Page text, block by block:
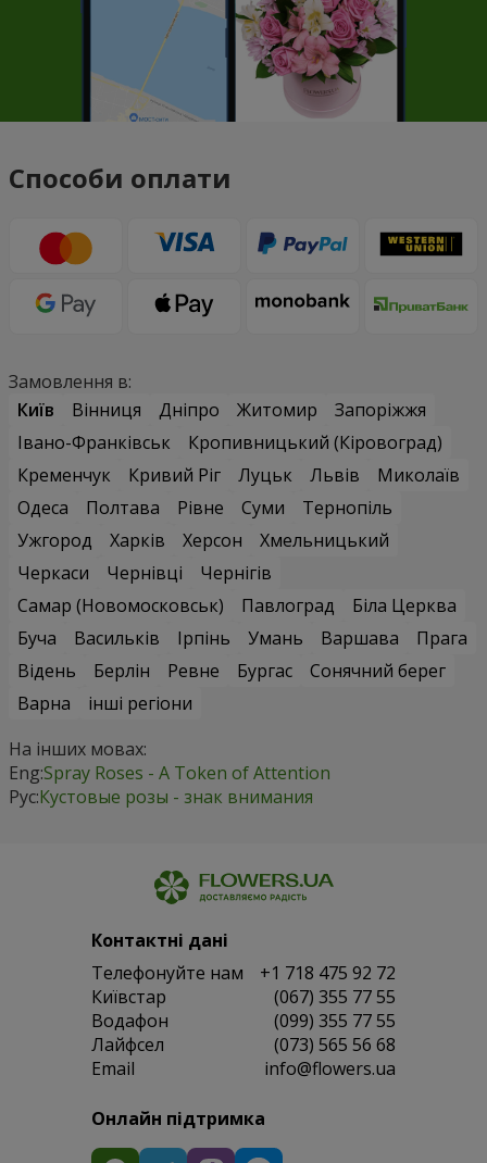
Способи оплати
Замовлення в:
Київ
Вінниця Дніпро Житомир
Запоріжжя
Івано-Франківськ
Кропивницький (Кіровоград)
Кременчук
Кривий Ріг Луцьк Львів
Миколаїв
Одеса
Полтава Рівне Суми
Тернопіль
Ужгород
Харків Херсон
Хмельницький
Черкаси
Чернівці
Чернігів
Самар (Новомосковськ)
Павлоград
Біла Церква
Буча
Васильків Ірпінь Умань Варшава
Прага
Відень
Берлін Ревне Бургас
Сонячний берег
Варна
інші регіони
На інших мовах:
Eng:Spray Roses - A Token of Attention
Рус:Кустовые розы - знак внимания
Контактні дані
Телефонуйте нам
+1 718 475 92 72
Київстар
(067) 355 77 55
Водафон
(099) 355 77 55
Лайфсел
(073) 565 56 68
Email
info@flowers.ua
Онлайн підтримка